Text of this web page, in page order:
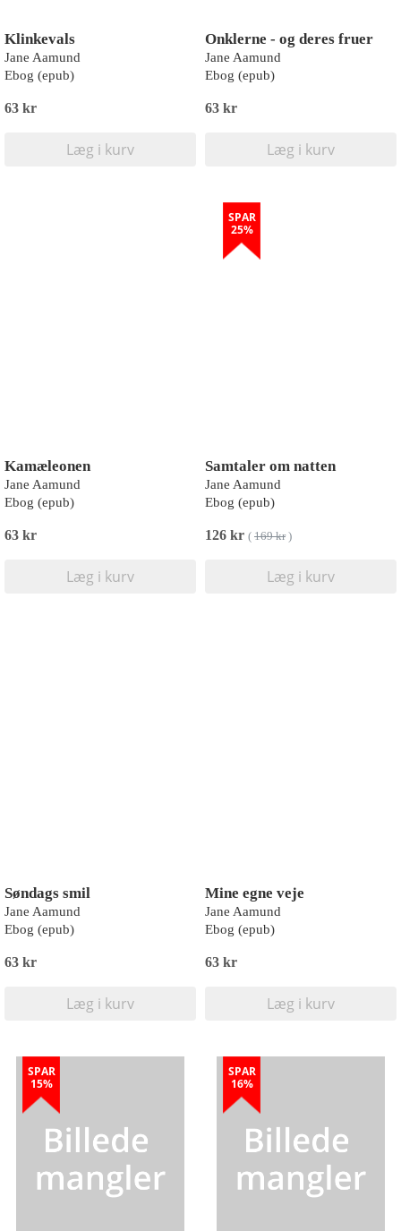
Klinkevals
Jane Aamund
Ebog (epub)
63 kr
Læg i kurv
Onklerne - og deres fruer
Jane Aamund
Ebog (epub)
63 kr
Læg i kurv
Kamæleonen
Jane Aamund
Ebog (epub)
63 kr
Læg i kurv
SPAR
25%
Samtaler om natten
Jane Aamund
Ebog (epub)
126 kr ( 169 kr)
Læg i kurv
Søndags smil
Jane Aamund
Ebog (epub)
63 kr
Læg i kurv
Mine egne veje
Jane Aamund
Ebog (epub)
63 kr
Læg i kurv
SPAR
15%
SPAR
16%